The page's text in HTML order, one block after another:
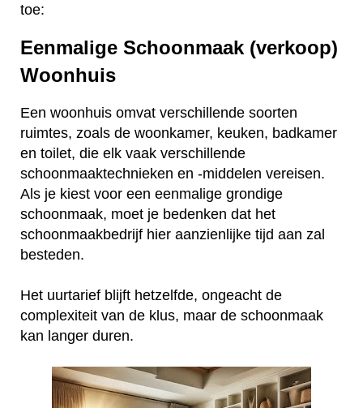
toe:
Eenmalige Schoonmaak (verkoop)
Woonhuis
Een woonhuis omvat verschillende soorten
ruimtes, zoals de woonkamer, keuken, badkamer
en toilet, die elk vaak verschillende
schoonmaaktechnieken en -middelen vereisen.
Als je kiest voor een eenmalige grondige
schoonmaak, moet je bedenken dat het
schoonmaakbedrijf hier aanzienlijke tijd aan zal
besteden.
Het uurtarief blijft hetzelfde, ongeacht de
complexiteit van de klus, maar de schoonmaak
kan langer duren.